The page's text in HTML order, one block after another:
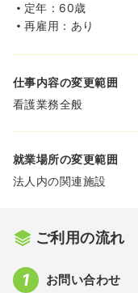
定年：60歳
再雇用：あり
仕事内容の変更範囲
看護業務全般
就業場所の変更範囲
法人内の関連施設
ご利用の流れ
お問い合わせ